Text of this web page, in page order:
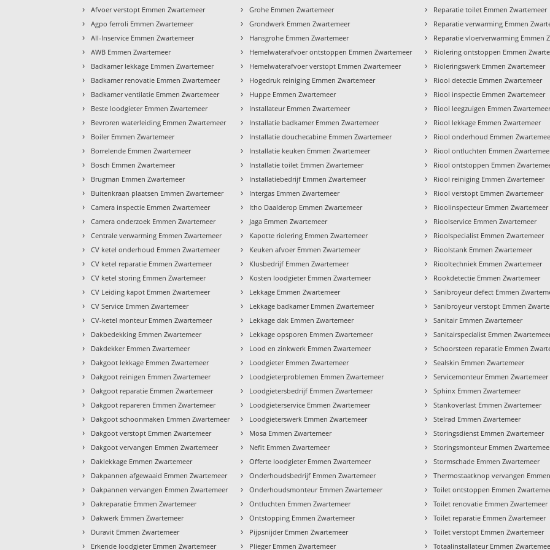
› Afvoer verstopt Emmen Zwartemeer
› Agpo ferroli Emmen Zwartemeer
› All-Inservice Emmen Zwartemeer
› AWB Emmen Zwartemeer
› Badkamer lekkage Emmen Zwartemeer
› Badkamer renovatie Emmen Zwartemeer
› Badkamer ventilatie Emmen Zwartemeer
› Beste loodgieter Emmen Zwartemeer
› Bevroren waterleiding Emmen Zwartemeer
› Boiler Emmen Zwartemeer
› Borrelende Emmen Zwartemeer
› Bosch Emmen Zwartemeer
› Brugman Emmen Zwartemeer
› Buitenkraan plaatsen Emmen Zwartemeer
› Camera inspectie Emmen Zwartemeer
› Camera onderzoek Emmen Zwartemeer
› Centrale verwarming Emmen Zwartemeer
› CV ketel onderhoud Emmen Zwartemeer
› CV ketel reparatie Emmen Zwartemeer
› CV ketel storing Emmen Zwartemeer
› CV Leiding kapot Emmen Zwartemeer
› CV Service Emmen Zwartemeer
› CV-ketel monteur Emmen Zwartemeer
› Dakbedekking Emmen Zwartemeer
› Dakdekker Emmen Zwartemeer
› Dakgoot lekkage Emmen Zwartemeer
› Dakgoot reinigen Emmen Zwartemeer
› Dakgoot reparatie Emmen Zwartemeer
› Dakgoot repareren Emmen Zwartemeer
› Dakgoot schoonmaken Emmen Zwartemeer
› Dakgoot verstopt Emmen Zwartemeer
› Dakgoot vervangen Emmen Zwartemeer
› Daklekkage Emmen Zwartemeer
› Dakpannen afgewaaid Emmen Zwartemeer
› Dakpannen vervangen Emmen Zwartemeer
› Dakreparatie Emmen Zwartemeer
› Dakwerk Emmen Zwartemeer
› Duravit Emmen Zwartemeer
› Erkende loodgieter Emmen Zwartemeer
› Grohe Emmen Zwartemeer
› Grondwerk Emmen Zwartemeer
› Hansgrohe Emmen Zwartemeer
› Hemelwaterafvoer ontstoppen Emmen Zwartemeer
› Hemelwaterafvoer verstopt Emmen Zwartemeer
› Hogedruk reiniging Emmen Zwartemeer
› Huppe Emmen Zwartemeer
› Installateur Emmen Zwartemeer
› Installatie badkamer Emmen Zwartemeer
› Installatie douchecabine Emmen Zwartemeer
› Installatie keuken Emmen Zwartemeer
› Installatie toilet Emmen Zwartemeer
› Installatiebedrijf Emmen Zwartemeer
› Intergas Emmen Zwartemeer
› Itho Daalderop Emmen Zwartemeer
› Jaga Emmen Zwartemeer
› Kapotte riolering Emmen Zwartemeer
› Keuken afvoer Emmen Zwartemeer
› Klusbedrijf Emmen Zwartemeer
› Kosten loodgieter Emmen Zwartemeer
› Lekkage Emmen Zwartemeer
› Lekkage badkamer Emmen Zwartemeer
› Lekkage dak Emmen Zwartemeer
› Lekkage opsporen Emmen Zwartemeer
› Lood en zinkwerk Emmen Zwartemeer
› Loodgieter Emmen Zwartemeer
› Loodgieterproblemen Emmen Zwartemeer
› Loodgietersbedrijf Emmen Zwartemeer
› Loodgieterservice Emmen Zwartemeer
› Loodgieterswerk Emmen Zwartemeer
› Mosa Emmen Zwartemeer
› Nefit Emmen Zwartemeer
› Offerte loodgieter Emmen Zwartemeer
› Onderhoudsbedrijf Emmen Zwartemeer
› Onderhoudsmonteur Emmen Zwartemeer
› Ontluchten Emmen Zwartemeer
› Ontstopping Emmen Zwartemeer
› Pijpsnijder Emmen Zwartemeer
› Plieger Emmen Zwartemeer
› Reparatie toilet Emmen Zwartemeer
› Reparatie verwarming Emmen
› Reparatie vloerverwarming Emmen
› Riolering ontstoppen Emmen
› Rioleringswerk Emmen Zwartemeer
› Riool detectie Emmen Zwartemeer
› Riool inspectie Emmen Zwartemeer
› Riool leegzuigen Emmen
› Riool lekkage Emmen Zwartemeer
› Riool onderhoud Emmen
› Riool ontluchten Emmen
› Riool ontstoppen Emmen
› Riool reiniging Emmen Zwartemeer
› Riool verstopt Emmen Zwartemeer
› Rioolinspecteur Emmen Zwartemeer
› Rioolservice Emmen Zwartemeer
› Rioolspecialist Emmen Zwartemeer
› Rioolstank Emmen Zwartemeer
› Riooltechniek Emmen Zwartemeer
› Rookdetectie Emmen Zwartemeer
› Sanibroyeur defect Emmen
› Sanibroyeur verstopt Emmen
› Sanitair Emmen Zwartemeer
› Sanitairspecialist Emmen
› Schoorsteen reparatie Emmen
› Sealskin Emmen Zwartemeer
› Servicemonteur Emmen Zwartemeer
› Sphinx Emmen Zwartemeer
› Stankoverlast Emmen Zwartemeer
› Stelrad Emmen Zwartemeer
› Storingsdienst Emmen Zwartemeer
› Storingsmonteur Emmen
› Stormschade Emmen Zwartemeer
› Thermostaatknop vervangen
› Toilet ontstoppen Emmen
› Toilet renovatie Emmen Zwartemeer
› Toilet reparatie Emmen Zwartemeer
› Toilet verstopt Emmen Zwartemeer
› Totaalinstallateur Emmen